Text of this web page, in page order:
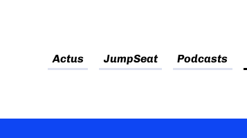
Actus JumpSeat Podcasts